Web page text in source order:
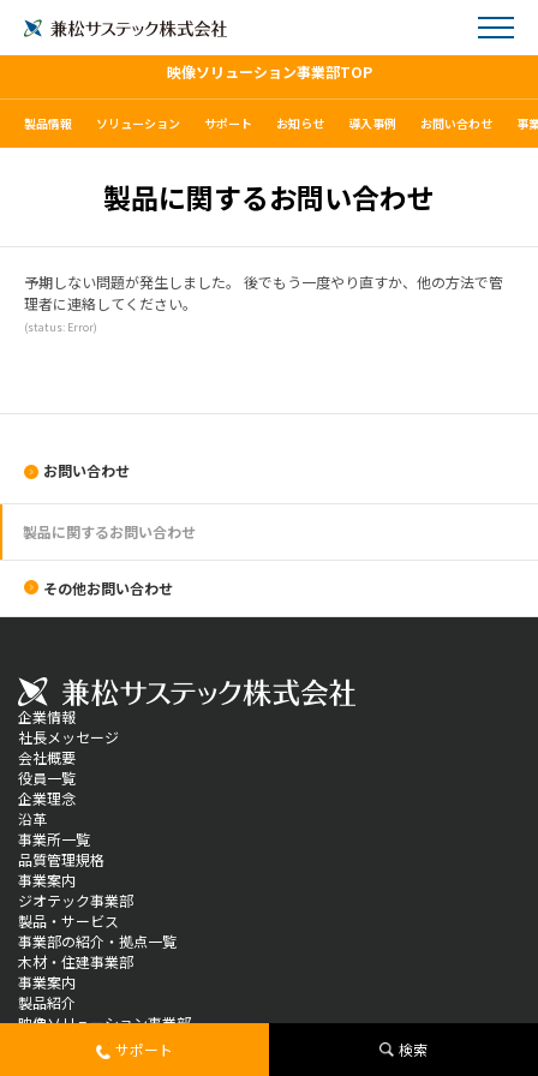
映像ソリューション事業部TOP
製品情報 ソリューション サポート お知らせ 導入事例 お問い合わせ 事
製品に関するお問い合わせ
予期しない問題が発生しました。 後でもう一度やり直すか、他の方法で管
理者に連絡してください。
(status: Error)
お問い合わせ
製品に関するお問い合わせ
その他お問い合わせ
企業情報
社長メッセージ
会社概要
役員一覧
企業理念
沿革
事業所一覧
品質管理規格
事業案内
ジオテック事業部
製品・サービス
事業部の紹介・拠点一覧
木材・住建事業部
事業案内
製品紹介
映像ソリューション事業部
ソリューション
サポート 検索